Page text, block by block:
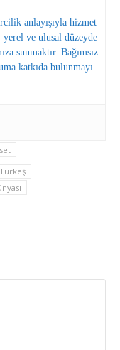
anlayışıyla hizmet
ve ulusal düzeyde
sunmaktır. Bağımsız
katkıda bulunmayı